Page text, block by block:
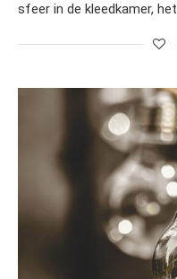
sfeer in de kleedkamer,